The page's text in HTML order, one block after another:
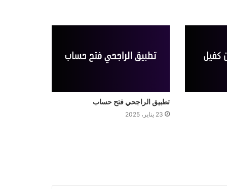
تطبيق الراجحي فتح حساب
23 يناير، 2025